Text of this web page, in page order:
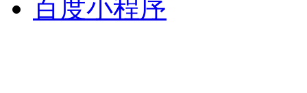
百度小程序